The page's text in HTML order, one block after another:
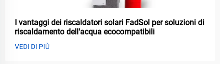
I vantaggi dei riscaldatori solari FadSol per soluzioni di
riscaldamento dell'acqua ecocompatibili
VEDI DI PIÙ